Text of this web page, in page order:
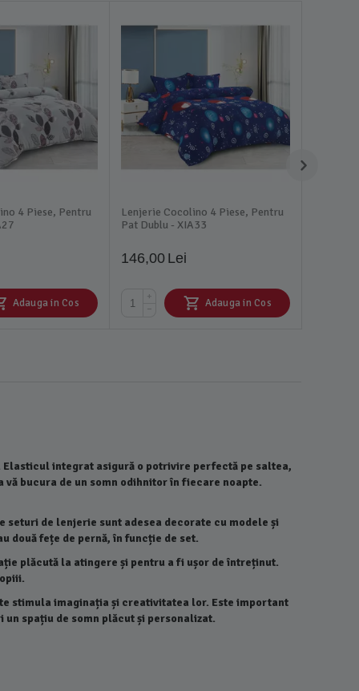
4 Piese, Pentru
Adauga in Cos
Lenjerie Cocolino 4 Piese, Pentru
Pat Dublu - XIA33
146,00 Lei
+
−
Adauga in Cos
integrat asigură o potrivire perfectă pe saltea,
bucura de un somn odihnitor în fiecare noapte.
de lenjerie sunt adesea decorate cu modele și
fețe de pernă, în funcție de set.
plăcută la atingere și pentru a fi ușor de întreținut.
stimula imaginația și creativitatea lor. Este important
spațiu de somn plăcut și personalizat.